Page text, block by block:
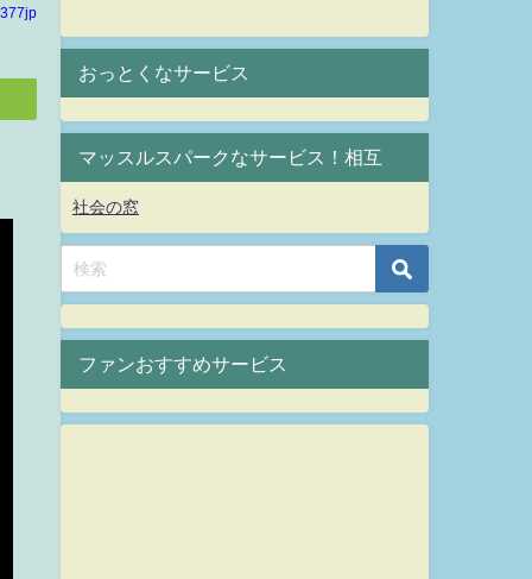
おっとくなサービス
マッスルスパークなサービス！相互
社会の窓
ファンおすすめサービス